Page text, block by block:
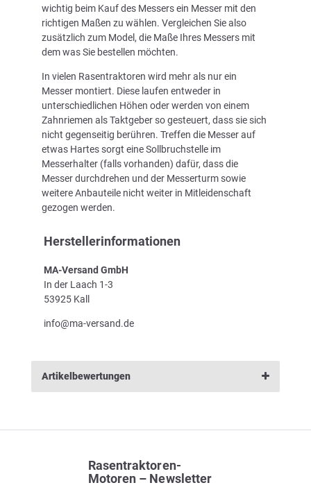
wichtig beim Kauf des Messers ein Messer mit den
richtigen Maßen zu wählen. Vergleichen Sie also
zusätzlich zum Model, die Maße Ihres Messers mit
dem was Sie bestellen möchten.
In vielen Rasentraktoren wird mehr als nur ein
Messer montiert. Diese laufen entweder in
unterschiedlichen Höhen oder werden von einem
Zahnriemen als Taktgeber so gesteuert, dass sie sich
nicht gegenseitig berühren. Treffen die Messer auf
etwas Hartes sorgt eine Sollbruchstelle im
Messerhalter (falls vorhanden) dafür, dass die
Messer durchdrehen und der Messerturm sowie
weitere Anbauteile nicht weiter in Mitleidenschaft
gezogen werden.
Herstellerinformationen
MA-Versand GmbH
In der Laach 1-3
53925 Kall
info@ma-versand.de
Artikelbewertungen
Rasentraktoren-
Motoren – Newsletter